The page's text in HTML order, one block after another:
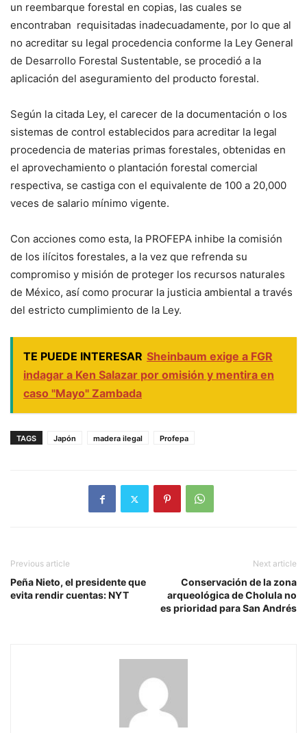
un reembarque forestal en copias, las cuales se
encontraban requisitadas inadecuadamente, por lo que al
no acreditar su legal procedencia conforme la Ley General
de Desarrollo Forestal Sustentable, se procedió a la
aplicación del aseguramiento del producto forestal.
Según la citada Ley, el carecer de la documentación o los
sistemas de control establecidos para acreditar la legal
procedencia de materias primas forestales, obtenidas en
el aprovechamiento o plantación forestal comercial
respectiva, se castiga con el equivalente de 100 a 20,000
veces de salario mínimo vigente.
Con acciones como esta, la PROFEPA inhibe la comisión
de los ilícitos forestales, a la vez que refrenda su
compromiso y misión de proteger los recursos naturales
de México, así como procurar la justicia ambiental a través
del estricto cumplimiento de la Ley.
TE PUEDE INTERESAR Sheinbaum exige a FGR
indagar a Ken Salazar por omisión y mentira en
caso "Mayo" Zambada
TAGS Japón madera ilegal Profepa
Previous article
Peña Nieto, el presidente que
evita rendir cuentas: NYT
Next article
Conservación de la zona
arqueológica de Cholula no
es prioridad para San Andrés